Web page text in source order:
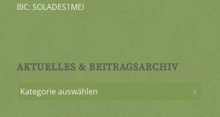
BIC: SOLADES1MEI
AKTUELLES & BEITRAGSARCHIV